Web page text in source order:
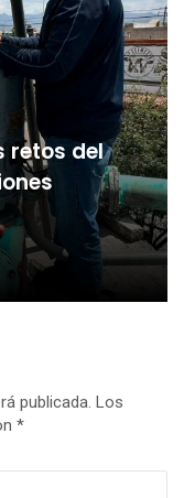
retos del
publicada. Los
*